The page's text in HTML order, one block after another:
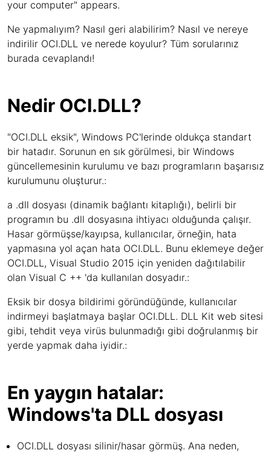
your computer" appears.
Ne yapmalıyım? Nasıl geri alabilirim? Nasıl ve nereye
indirilir OCI.DLL ve nerede koyulur? Tüm sorularınız
burada cevaplandı!
Nedir OCI.DLL?
"OCI.DLL eksik", Windows PC'lerinde oldukça standart
bir hatadır. Sorunun en sık görülmesi, bir Windows
güncellemesinin kurulumu ve bazı programların başarısız
kurulumunu oluşturur.:
a .dll dosyası (dinamik bağlantı kitaplığı), belirli bir
programın bu .dll dosyasına ihtiyacı olduğunda çalışır.
Hasar görmüşse/kayıpsa, kullanıcılar, örneğin, hata
yapmasına yol açan hata OCI.DLL. Bunu eklemeye değer
OCI.DLL, Visual Studio 2015 için yeniden dağıtılabilir
olan Visual C ++ 'da kullanılan dosyadır.:
Eksik bir dosya bildirimi göründüğünde, kullanıcılar
indirmeyi başlatmaya başlar OCI.DLL. DLL Kit web sitesi
gibi, tehdit veya virüs bulunmadığı gibi doğrulanmış bir
yerde yapmak daha iyidir.:
En yaygın hatalar:
Windows'ta DLL dosyası
OCI.DLL dosyası silinir/hasar görmüş. Ana neden,